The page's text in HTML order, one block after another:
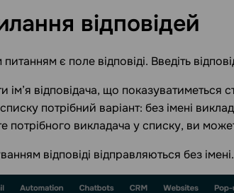
відповідей
є поле відповіді. Введіть
ім’я відповідача, що показуватиметься
потрібний варіант: без імені
потрібного викладача у списку, ви
відповіді відправляються без імені.